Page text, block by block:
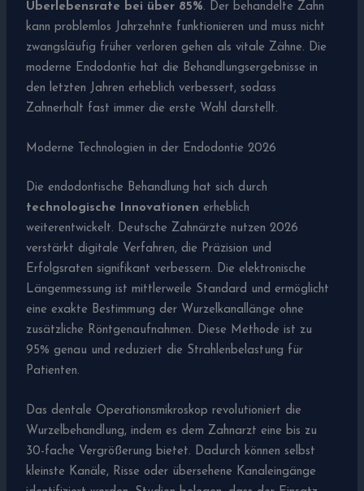
Überlebensrate bei über 85%. Der behandelte Zahn
kann problemlos Jahrzehnte funktionieren und muss nicht
zwangsläufig früher verloren gehen als vitale Zähne. Die
moderne Endodontie hat die Behandlungsergebnisse in
den letzten Jahren erheblich verbessert, sodass
Zahnerhalt fast immer die erste Wahl darstellt.
Moderne Technologien in der Endodontie 2026
Die endodontische Behandlung hat sich durch
technologische Innovationen erheblich
weiterentwickelt. Deutsche Zahnärzte nutzen 2026
verstärkt digitale Verfahren, die Präzision und
Erfolgsraten signifikant verbessern. Die elektronische
Längenmessung ist mittlerweile Standard und ermöglicht
eine exakte Bestimmung der Wurzelkanallänge ohne
zusätzliche Röntgenaufnahmen. Diese Methode ist zu
95% genau und reduziert die Strahlenbelastung für
Patienten.
Das dentale Operationsmikroskop revolutioniert die
Wurzelbehandlung, indem es dem Zahnarzt eine bis zu
30-fache Vergrößerung bietet. Dadurch können selbst
kleinste Kanäle, Risse oder übersehene Kanaleingänge